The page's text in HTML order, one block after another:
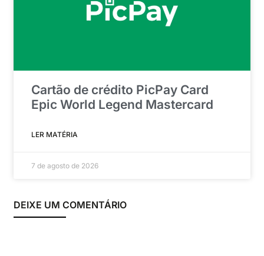
Cartão de crédito PicPay Card
Epic World Legend Mastercard
LER MATÉRIA
7 de agosto de 2026
DEIXE UM COMENTÁRIO